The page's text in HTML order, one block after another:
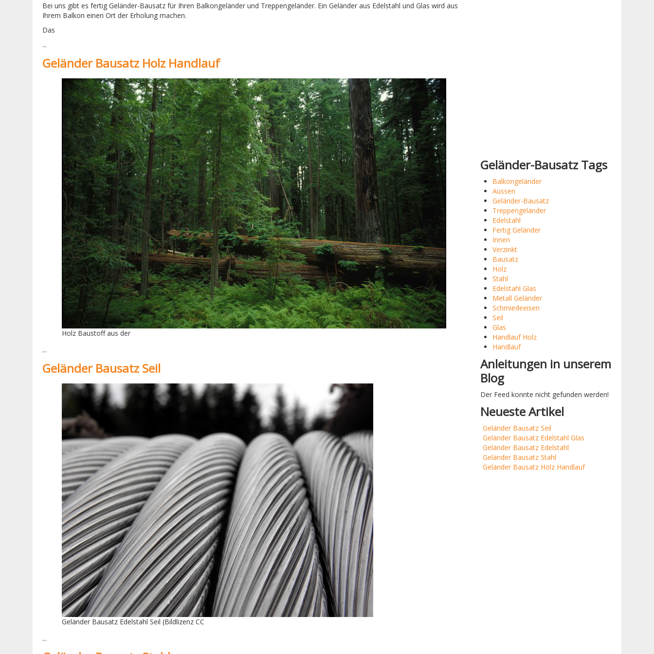
Bei uns gibt es fertig Geländer-Bausatz für Ihren Balkongeländer und Treppengeländer. Ein Geländer aus Edelstahl und Glas wird aus
Ihrem Balkon einen Ort der Erholung machen.
Das
...
Geländer Bausatz Holz Handlauf
Holz Baustoff aus der
...
Geländer Bausatz Seil
Geländer Bausatz Edelstahl Seil (Bildlizenz CC
...
Geländer-Bausatz Tags
Balkongeländer
Aussen
Geländer-Bausatz
Treppengeländer
Edelstahl
Fertig Geländer
Innen
Verzinkt
Bausatz
Holz
Stahl
Edelstahl Glas
Metall Geländer
Schmiedeeisen
Seil
Glas
Handlauf Holz
Handlauf
Anleitungen in unserem
Blog
Der Feed konnte nicht gefunden werden!
Neueste Artikel
Geländer Bausatz Seil
Geländer Bausatz Edelstahl Glas
Geländer Bausatz Edelstahl
Geländer Bausatz Stahl
Geländer Bausatz Holz Handlauf